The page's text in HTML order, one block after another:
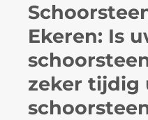
Ekeren: Is
zeker tijdig